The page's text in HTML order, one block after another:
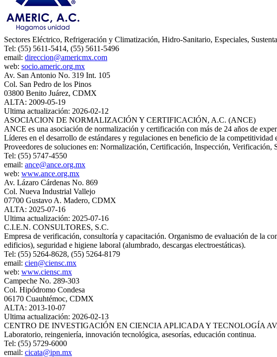
Sectores Eléctrico, Refrigeración y Climatización, Hidro-Sanitario, Especiales,
Tel: (55) 5611-5414, (55) 5611-5496
email: direccion@americmx.com
web: socio.americ.org.mx
Av. San Antonio No. 319 Int. 105
Col. San Pedro de los Pinos
03800 Benito Juárez, CDMX
ALTA: 2009-05-19
Ultima actualización: 2026-02-12
ASOCIACION DE NORMALIZACIÓN Y CERTIFICACIÓN, A.C. (ANCE)
ANCE es una asociación de normalización y certificación con más de 24 años de
Líderes en el desarrollo de estándares y regulaciones en beneficio de la competitividad
Proveedores de soluciones en: Normalización, Certificación, Inspección, Verificación,
Tel: (55) 5747-4550
email: ance@ance.org.mx
web: www.ance.org.mx
Av. Lázaro Cárdenas No. 869
Col. Nueva Industrial Vallejo
07700 Gustavo A. Madero, CDMX
ALTA: 2025-07-16
Ultima actualización: 2025-07-16
C.I.E.N. CONSULTORES, S.C.
Empresa de verificación, consultoría y capacitación. Organismo de evaluación de la
edificios), seguridad e higiene laboral (alumbrado, descargas electroestáticas).
Tel: (55) 5264-8628, (55) 5264-8179
email: cien@ciensc.mx
web: www.ciensc.mx
Campeche No. 289-303
Col. Hipódromo Condesa
06170 Cuauhtémoc, CDMX
ALTA: 2013-10-07
Ultima actualización: 2026-02-13
CENTRO DE INVESTIGACIÓN EN CIENCIA APLICADA Y TECNOLOGÍA
Laboratorio, reingeniería, innovación tecnológica, asesorías, educación continua.
Tel: (55) 5729-6000
email: cicata@ipn.mx